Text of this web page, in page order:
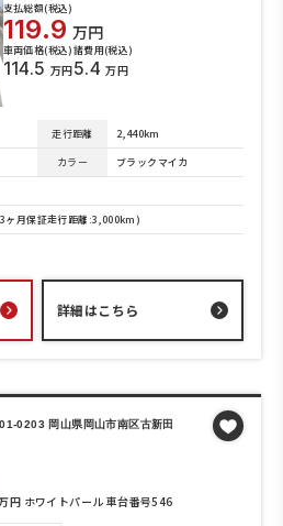
支払総額(税込)
119.9 万円
車両価格(税込)
114.5 万円
諸費用(税込)
5.4 万円
走行距離
2,440km
カラー
ブラックマイカ
ヶ月保証走行距離:3,000km)
詳細はこちら
0203 岡山県岡山市南区古新田
ホワイトパール 車台番号546